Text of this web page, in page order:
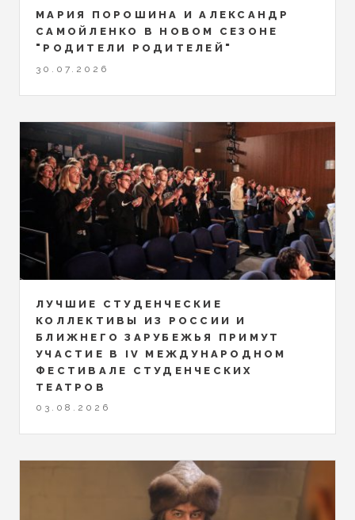
МАРИЯ ПОРОШИНА И АЛЕКСАНДР
САМОЙЛЕНКО В НОВОМ СЕЗОНЕ
"РОДИТЕЛИ РОДИТЕЛЕЙ"
30.07.2026
ЛУЧШИЕ СТУДЕНЧЕСКИЕ
КОЛЛЕКТИВЫ ИЗ РОССИИ И
БЛИЖНЕГО ЗАРУБЕЖЬЯ ПРИМУТ
УЧАСТИЕ В IV МЕЖДУНАРОДНОМ
ФЕСТИВАЛЕ СТУДЕНЧЕСКИХ
ТЕАТРОВ
03.08.2026